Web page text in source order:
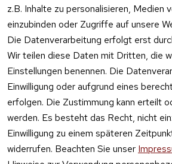
z.B. Inhalte zu personalisieren, Medien
einzubinden oder Zugriffe auf unsere
Die Datenverarbeitung erfolgt erst
Wir teilen diese Daten mit Dritten, die
Einstellungen benennen. Die
Einwilligung oder aufgrund eines
erfolgen. Die Zustimmung kann erteilt
werden. Es besteht das Recht, nicht
Einwilligung zu einem späteren
widerrufen. Beachten Sie unser
Vertrag
widerrufen